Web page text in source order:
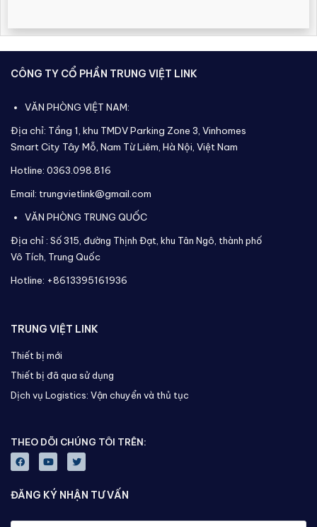
CÔNG TY CỔ PHẦN TRUNG VIỆT LINK
VĂN PHÒNG VIỆT NAM:
Địa chỉ: Tầng 1, khu TMDV Parking Zone 3, Vinhomes
Smart City Tây Mỗ, Nam Từ Liêm, Hà Nội, Việt Nam
Hotline: 0363.098.816
Email: trungvietlink@gmail.com
VĂN PHÒNG TRUNG QUỐC
Địa chỉ : Số 315, đường Thịnh Đạt, khu Tân Ngô, thành phố
Vô Tích, Trung Quốc
Hotline: +8613395161936
TRUNG VIỆT LINK
Thiết bị mới
Thiết bị đã qua sử dụng
Dịch vụ Logistics: Vận chuyển và thủ tục
THEO DÕI CHÚNG TÔI TRÊN:
ĐĂNG KÝ NHẬN TƯ VẤN